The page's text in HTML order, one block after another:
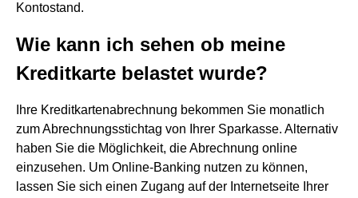
Kontostand.
Wie kann ich sehen ob meine
Kreditkarte belastet wurde?
Ihre Kreditkartenabrechnung bekommen Sie monatlich
zum Abrechnungsstichtag von Ihrer Sparkasse. Alternativ
haben Sie die Möglichkeit, die Abrechnung online
einzusehen. Um Online-Banking nutzen zu können,
lassen Sie sich einen Zugang auf der Internetseite Ihrer